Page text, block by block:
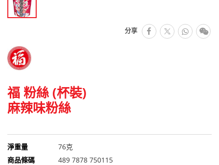
分享 facebook
推特 微
福 粉絲 (杯裝)
麻辣味粉絲
淨重量
76克
商品條碼
489 7878 750115